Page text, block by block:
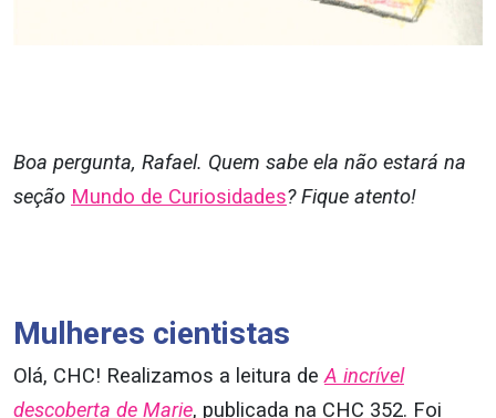
Boa pergunta, Rafael. Quem sabe ela não estará na
seção Mundo de Curiosidades? Fique atento!
Mulheres cientistas
Olá, CHC! Realizamos a leitura de A incrível
descoberta de Marie, publicada na CHC 352. Foi